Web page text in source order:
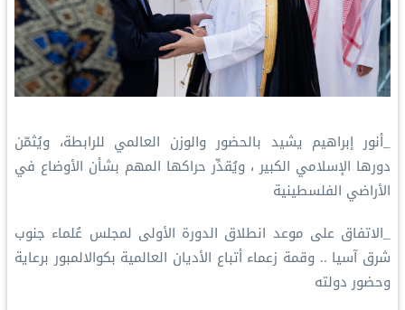
_أنور إبراهيم يشيد بالحضور والوزن العالمي للرابطة، ويُثمّن
دورها الإسلامي الكبير ، ويُقدِّر حراكها المهم بشأن الأوضاع في
الأراضي الفلسطينية
_الاتفاق على موعد انطلاق الدورة الأولى لمجلس عُلماء جنوب
شرق آسيا .. وقمة زعماء أتباع الأديان العالمية بكوالالمبور برعاية
وحضور دولته